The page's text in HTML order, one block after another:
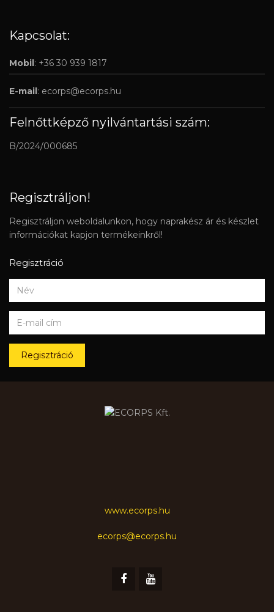
Kapcsolat:
Mobil : +36 30 939 1817
E-mail : ecorps@ecorps.hu
Felnőttképző nyilvántartási szám:
B/2024/000685
Regisztráljon!
Regisztráljon weboldalunkon, hogy naprakész ár és készlet
információkat kapjon termékeinkről!
Regisztráció
Regisztráció
www.ecorps.hu
ecorps@ecorps.hu